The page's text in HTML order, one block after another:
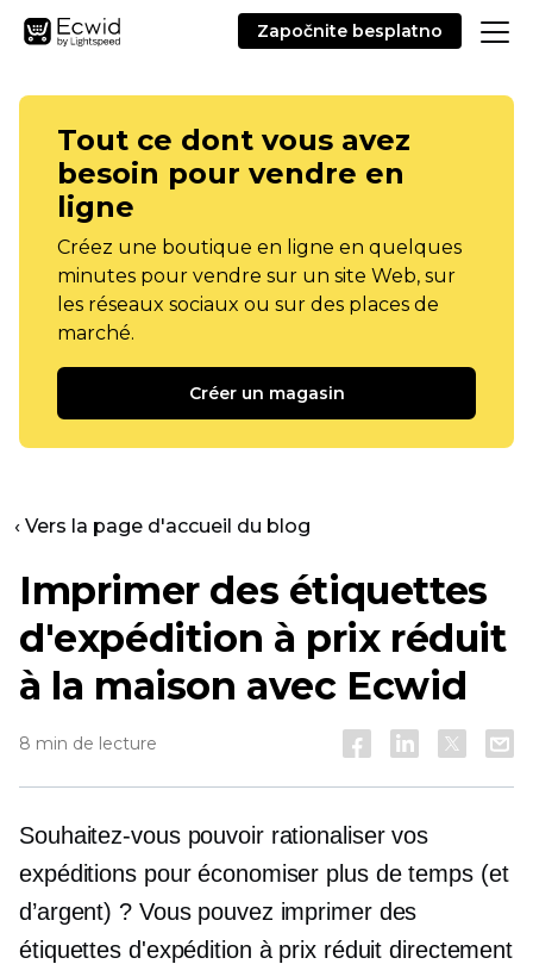
Započnite besplatno
Tout ce dont vous avez
besoin pour vendre en
ligne
Créez une boutique en ligne en quelques
minutes pour vendre sur un site Web, sur
les réseaux sociaux ou sur des places de
marché.
Créer un magasin
‹ Vers la page d'accueil du blog
Imprimer des étiquettes
d'expédition à prix réduit
à la maison avec Ecwid
8 min de lecture
Souhaitez-vous pouvoir rationaliser vos
expéditions pour économiser plus de temps (et
d’argent) ? Vous pouvez imprimer des
étiquettes d'expédition à prix réduit directement